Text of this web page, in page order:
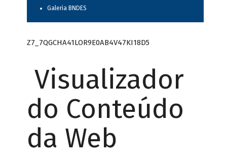
Galeria BNDES
Z7_7QGCHA41LOR9E0AB4V47KI18D5
Visualizador
do Conteúdo
da Web